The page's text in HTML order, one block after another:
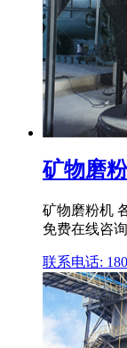
矿物磨
矿物磨粉机
免费在线咨询
联系电话: